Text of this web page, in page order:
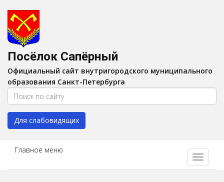
Изображения:
Цвет:A A
Посёлок Сапёрный
Официальный сайт внутригородского муниципального
образования Санкт-Петербурга
Для слабовидящих
Главное меню